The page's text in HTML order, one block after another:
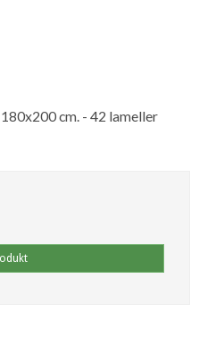
cm. - 42 lameller